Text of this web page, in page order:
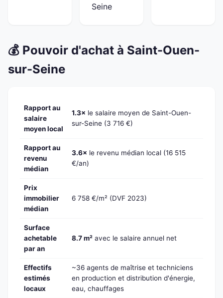
Seine
💰 Pouvoir d'achat à Saint-Ouen-
sur-Seine
Rapport au
salaire
moyen local
1.3× le salaire moyen de Saint-Ouen-
sur-Seine (3 716 €)
Rapport au
revenu
médian
3.6× le revenu médian local (16 515
€/an)
Prix
immobilier
médian
6 758 €/m² (DVF 2023)
Surface
achetable
par an
8.7 m² avec le salaire annuel net
Effectifs
estimés
locaux
~36 agents de maîtrise et techniciens
en production et distribution d'énergie,
eau, chauffages